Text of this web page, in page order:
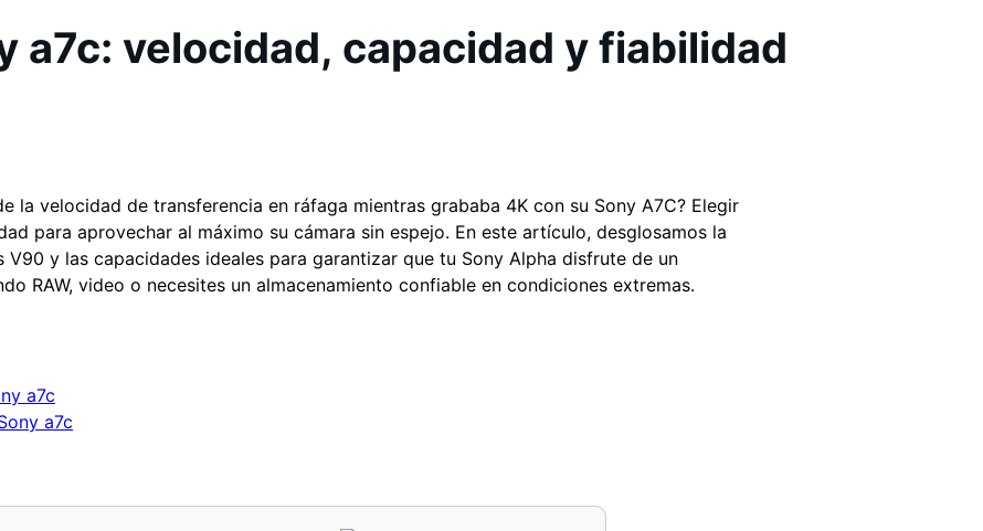
a7c: velocidad, capacidad y fiabilidad
la velocidad de transferencia en ráfaga mientras grababa 4K con su Sony A7C? Elegir
para aprovechar al máximo su cámara sin espejo. En este artículo, desglosamos la
y las capacidades ideales para garantizar que tu Sony Alpha disfrute de un
RAW, video o necesites un almacenamiento confiable en condiciones extremas.
a7c
a7c